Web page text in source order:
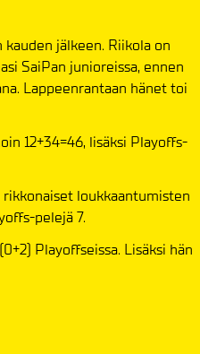
jälkeen. Riikola on
SaiPan junioreissa, ennen
Lappeenrantaan hänet toi
12+34=46, lisäksi Playoffs-
loukkaantumisten
pelejä 7.
Playoffseissa. Lisäksi hän